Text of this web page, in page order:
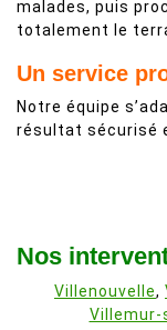
malades, puis
totalement le
Un service
Notre équipe
résultat sécurisé
Nos
Villenouvelle,
Villemur-